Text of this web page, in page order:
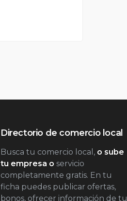
Directorio de comercio local
Busca tu comercio local, o sube
tu empresa o servicio
completamente gratis. En tu
ficha puedes publicar ofertas,
bonos, ofrecer información de tu